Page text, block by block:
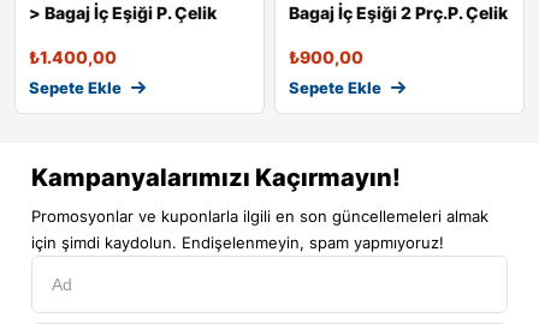
> Bagaj İç Eşiği P. Çelik
₺1.400,00
Sepete Ekle
Bagaj İç Eşiği 2 Prç.P. Çelik
₺900,00
Sepete Ekle
Kampanyalarımızı Kaçırmayın!
Promosyonlar ve kuponlarla ilgili en son güncellemeleri almak
için şimdi kaydolun. Endişelenmeyin, spam yapmıyoruz!